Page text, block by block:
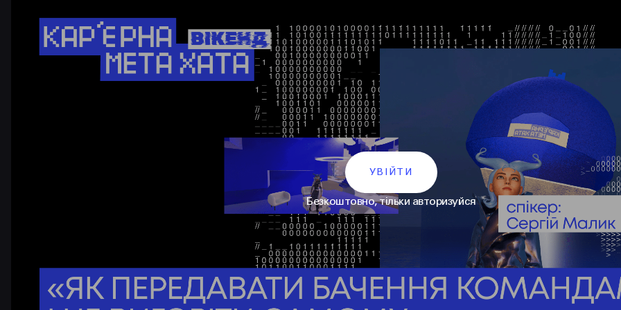
УВІЙТИ
Безкоштовно, тільки авторизуйся